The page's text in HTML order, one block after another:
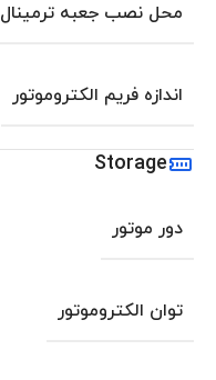
محل نصب جعبه ترمینال
اندازه فریم الکتروموتور
Storage
دور موتور
توان الکتروموتور